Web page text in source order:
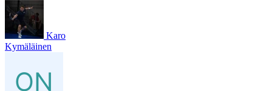
Karo
Kymäläinen